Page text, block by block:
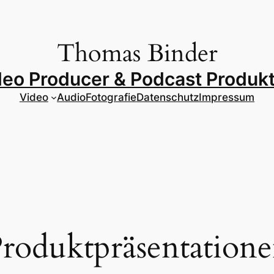
Thomas Binder
Producer & Podcast
Video AudioFotografieDatenschutzImpressum